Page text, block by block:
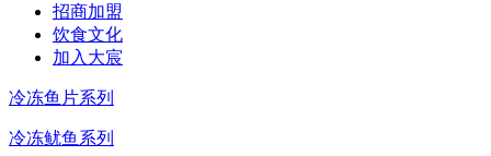
招商加盟
饮食文化
加入大宸
冷冻鱼片系列
冷冻鱿鱼系列